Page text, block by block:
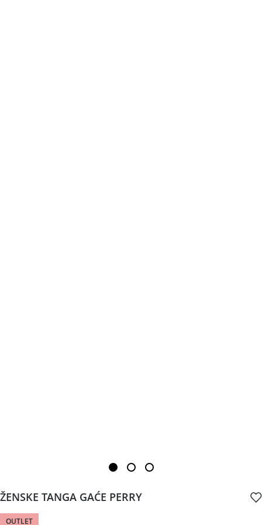
ŽENSKE TANGA GAĆE PERRY
OUTLET